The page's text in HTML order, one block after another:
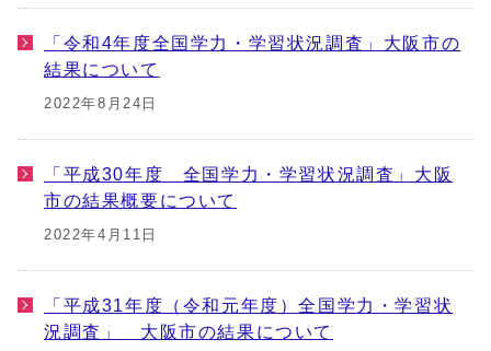
「令和4年度全国学力・学習状況調査」大阪市の
結果について
2022年8月24日
「平成30年度 全国学力・学習状況調査」大阪
市の結果概要について
2022年4月11日
「平成31年度（令和元年度）全国学力・学習状
況調査」 大阪市の結果について